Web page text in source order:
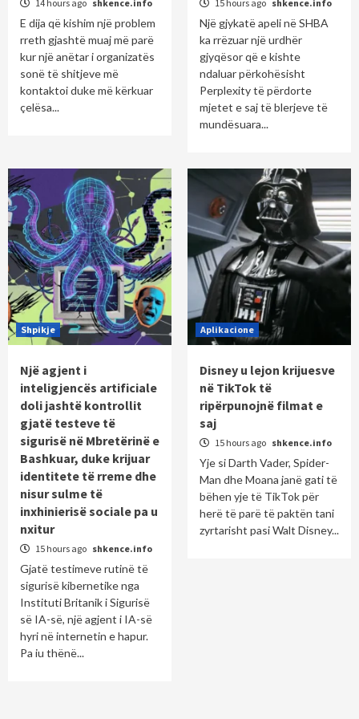
14 hours ago shkence.info
E dija që kishim një problem
rreth gjashtë muaj më parë
kur një anëtar i organizatës
sonë të shitjeve më
kontaktoi duke më kërkuar
çelësa...
15 hours ago shkence.info
Një gjykatë apeli në SHBA
ka rrëzuar një urdhër
gjyqësor që e kishte
ndaluar përkohësisht
Perplexity të përdorte
mjetet e saj të blerjeve të
mundësuara...
Shpikje
Një agjent i
inteligjencës artificiale
doli jashtë kontrollit
gjatë testeve të
sigurisë në Mbretërinë e
Bashkuar, duke krijuar
identitete të rreme dhe
nisur sulme të
inxhinierisë sociale pa u
nxitur
15 hours ago shkence.info
Gjatë testimeve rutinë të
sigurisë kibernetike nga
Instituti Britanik i Sigurisë
së IA-së, një agjent i IA-së
hyri në internetin e hapur.
Pa iu thënë...
Aplikacione
Disney u lejon krijuesve
në TikTok të
ripërpunojnë filmat e
saj
15 hours ago shkence.info
Yje si Darth Vader, Spider-
Man dhe Moana janë gati të
bëhen yje të TikTok për
herë të parë të paktën tani
zyrtarisht pasi Walt Disney...